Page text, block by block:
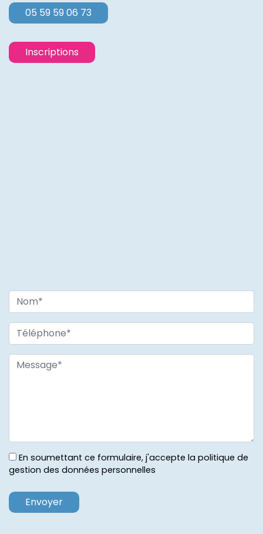
05 59 59 06 73
Inscriptions
En soumettant ce formulaire, j'accepte la politique de
gestion des données personnelles